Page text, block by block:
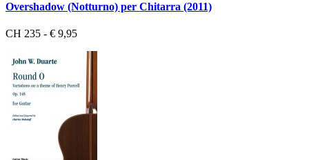
Overshadow (Notturno) per Chitarra (2011)
CH 235 - € 9,95